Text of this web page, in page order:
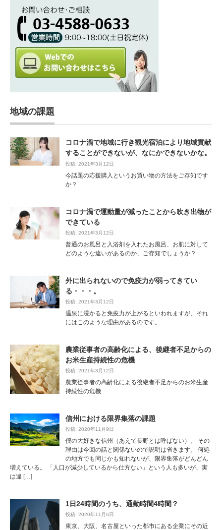
地域の課題
コロナ渦で地域に行き観光宿泊により地域貢献
することができないが、なにかできないかな。
投稿: 2021年3月12日
今話題の応援購入というお買い物の方法をご存知です
か？
コロナ渦で運動量が減ったことから吹き出物が
できている
投稿: 2021年3月12日
普通のお風呂と入浴剤を入れたお風呂、お肌に対して
どのような違いがあるのか、ご存知でしょうか？
外に出られないので免疫力が弱ってきてい
る・・・。
投稿: 2021年3月12日
温泉に浸かると免疫力が上がるといわれますが、それ
にはこのような理由があるのです。
農業従事者の高齢化による、後継者不足からの
お米生産持続性の危機
投稿: 2021年3月12日
農業従事者の高齢化による後継者不足からのお米生産
持続性の危機
信州における限界集落の課題
投稿: 2020年11月9日
僕の大好きな信州（あえて長野とは呼ばない）。 その
理由は今回の話と関係ないので説明は省きます。 何処
の地方でも同じかも知れないが、限界集落がどんどん
増えている。 「人口が減少しているから仕方ない」という人も多いが、実
は違 […]
1日24時間のうち、通勤時間4時間？
投稿: 2020年11月6日
東京、大阪、名古屋といった都市にある企業にその近